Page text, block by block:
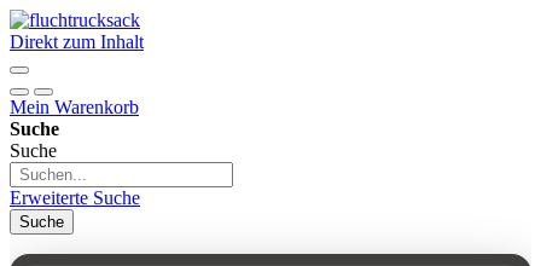
Direkt zum Inhalt
Mein Warenkorb
Suche
Suche
Erweiterte Suche
Suche